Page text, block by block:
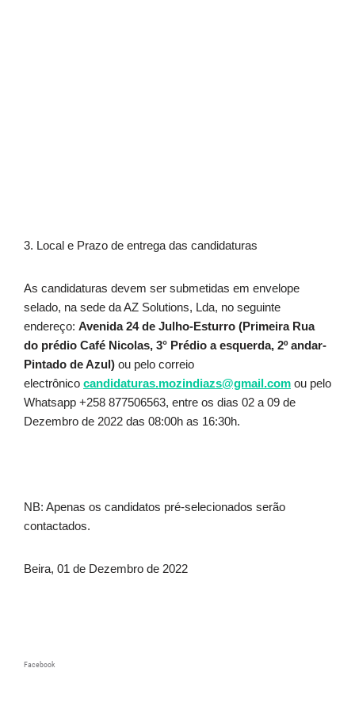
3. Local e Prazo de entrega das candidaturas
As candidaturas devem ser submetidas em envelope
selado, na sede da AZ Solutions, Lda, no seguinte
endereço: Avenida 24 de Julho-Esturro (Primeira Rua
do prédio Café Nicolas, 3° Prédio a esquerda, 2º andar-
Pintado de Azul) ou pelo correio
electrônico candidaturas.mozindiazs@gmail.com ou pelo
Whatsapp +258 877506563, entre os dias 02 a 09 de
Dezembro de 2022 das 08:00h as 16:30h.
NB: Apenas os candidatos pré-selecionados serão
contactados.
Beira, 01 de Dezembro de 2022
Facebook